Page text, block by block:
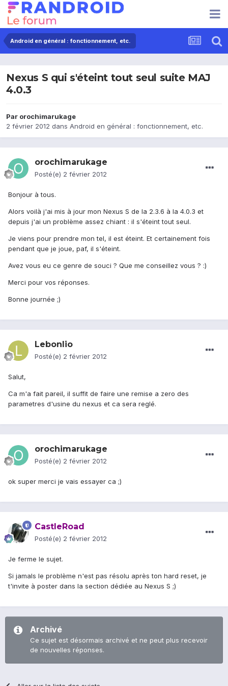
Android en général : fonctionnement, etc.
Nexus S qui s'éteint tout seul suite MAJ
4.0.3
Par orochimarukage
2 février 2012 dans Android en général : fonctionnement, etc.
orochimarukage
Posté(e) 2 février 2012
Bonjour à tous.
Alors voilà j'ai mis à jour mon Nexus S de la 2.3.6 à la 4.0.3 et
depuis j'ai un problème assez chiant : il s'éteint tout seul.
Je viens pour prendre mon tel, il est éteint. Et certainement fois
pendant que je joue, paf, il s'éteint.
Avez vous eu ce genre de souci ? Que me conseillez vous ? :)
Merci pour vos réponses.
Bonne journée ;)
Lebonlio
Posté(e) 2 février 2012
Salut,
Ca m'a fait pareil, il suffit de faire une remise a zero des
parametres d'usine du nexus et ca sera reglé.
orochimarukage
Posté(e) 2 février 2012
ok super merci je vais essayer ca ;)
CastleRoad
Posté(e) 2 février 2012
Je ferme le sujet.
Si jamals le problème n'est pas résolu après ton hard reset, je
t'invite à poster dans la section dédiée au Nexus S ;)
Archivé
Ce sujet est désormais archivé et ne peut plus recevoir
de nouvelles réponses.